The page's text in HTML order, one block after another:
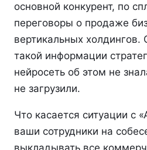
основной конкурент, по
переговоры о продаже
вертикальных холдингов.
такой информации
нейросеть об этом не
не загрузили.
Что касается ситуации с
ваши сотрудники на
выкладывать все